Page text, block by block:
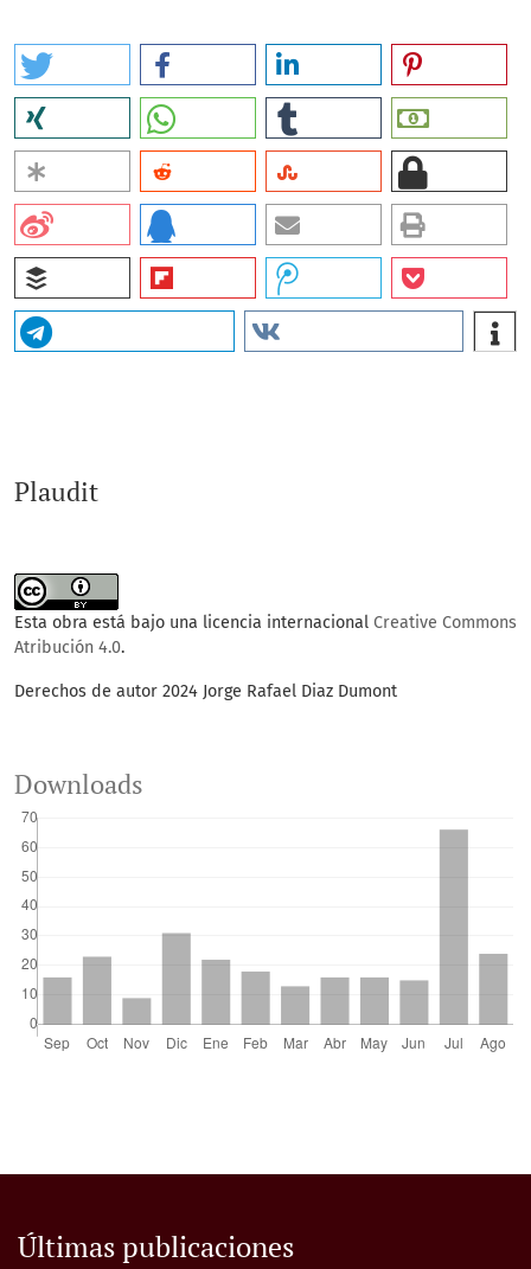
Plaudit
Esta obra está bajo una licencia internacional Creative Commons
Atribución 4.0.
Derechos de autor 2024 Jorge Rafael Diaz Dumont
Downloads
Últimas publicaciones